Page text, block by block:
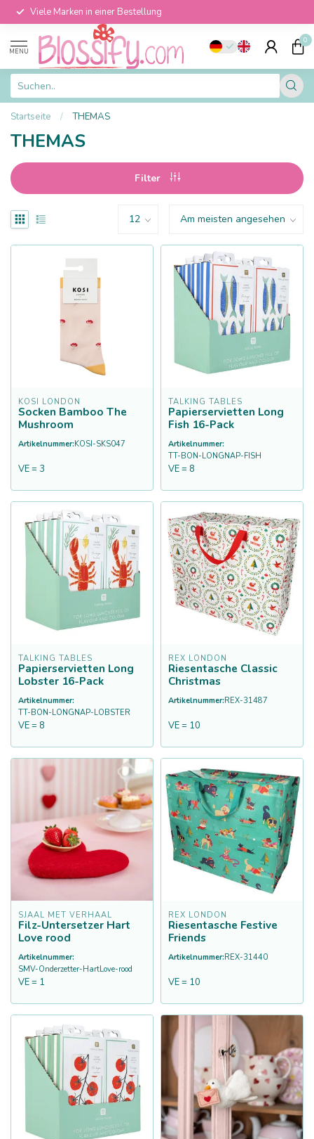
Viele Marken in einer Bestellung
MENU
0
Startseite / THEMAS
THEMAS
Filter
KOSI LONDON
Socken Bamboo The
Mushroom
Artikelnummer:KOSI-SKS047
VE = 3
TALKING TABLES
Papierservietten Long
Fish 16-Pack
Artikelnummer:
TT-BON-LONGNAP-FISH
VE = 8
TALKING TABLES
Papierservietten Long
Lobster 16-Pack
Artikelnummer:
TT-BON-LONGNAP-LOBSTER
VE = 8
REX LONDON
Riesentasche Classic
Christmas
Artikelnummer:REX-31487
VE = 10
SJAAL MET VERHAAL
Filz-Untersetzer Hart
Love rood
Artikelnummer:
SMV-Onderzetter-HartLove-rood
VE = 1
REX LONDON
Riesentasche Festive
Friends
Artikelnummer:REX-31440
VE = 10